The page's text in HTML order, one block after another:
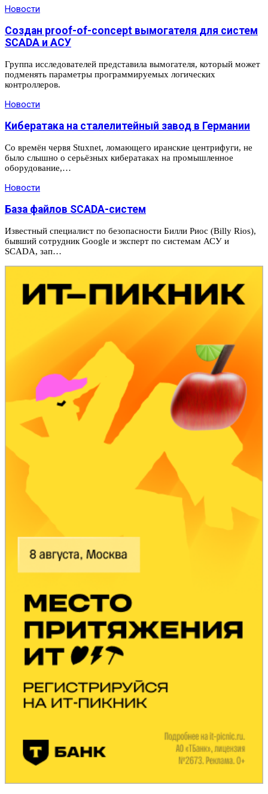
Новости
Создан proof-of-concept вымогателя для систем
SCADA и АСУ
Группа исследователей представила вымогателя, который может
подменять параметры программируемых логических
контроллеров.
Новости
Кибератака на сталелитейный завод в Германии
Со времён червя Stuxnet, ломающего иранские центрифуги, не
было слышно о серьёзных кибератаках на промышленное
оборудование,…
Новости
База файлов SCADA-систем
Известный специалист по безопасности Билли Риос (Billy Rios),
бывший сотрудник Google и эксперт по системам АСУ и
SCADA, зап…